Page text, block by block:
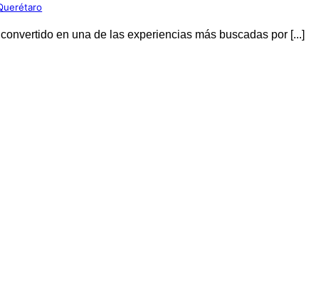
en una de las experiencias más buscadas por [...]